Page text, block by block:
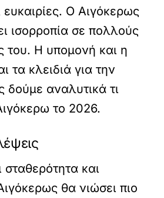
ευκαιρίες. Ο Αιγόκερως
ισορροπία σε πολλούς
του. Η υπομονή και η
τα κλειδιά για την
δούμε αναλυτικά τι
το 2026.
και
θα νιώσει πιο